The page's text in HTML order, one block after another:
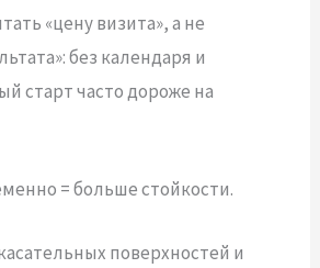
«цену визита», а не
без календаря и
старт часто дороже на
= больше стойкости.
поверхностей и